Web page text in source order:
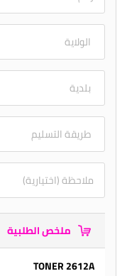
ملخص الطلبية
TONER 2612A